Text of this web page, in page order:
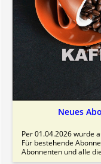
Neues
Per 01.04.2026 wurde
Für bestehende
Abonnenten und alle